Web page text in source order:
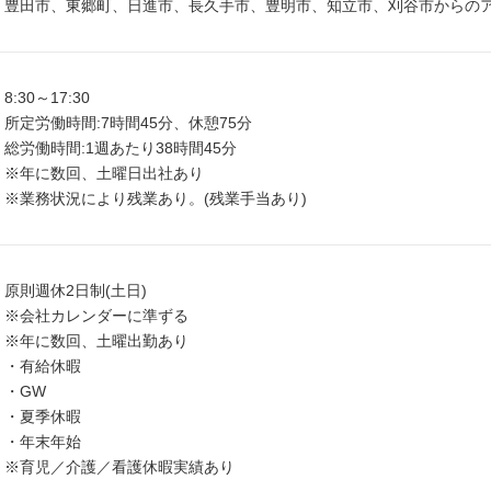
豊田市、東郷町、日進市、長久手市、豊明市、知立市、刈谷市からの
8:30～17:30
所定労働時間:7時間45分、休憩75分
総労働時間:1週あたり38時間45分
※年に数回、土曜日出社あり
※業務状況により残業あり。(残業手当あり)
原則週休2日制(土日)
※会社カレンダーに準ずる
※年に数回、土曜出勤あり
・有給休暇
・GW
・夏季休暇
・年末年始
※育児／介護／看護休暇実績あり